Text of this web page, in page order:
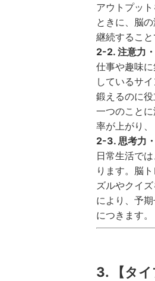
アウトプッ
ときに、脳
継続するこ
2-2. 注意力
仕事や趣味
しているサ
鍛えるのに
一つのこと
率が上がり、
2-3. 思考力
日常生活で
ります。脳
ズルやクイ
により、予
につきます。
3. 【タ